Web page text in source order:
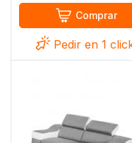
Comprar
Pedir en 1